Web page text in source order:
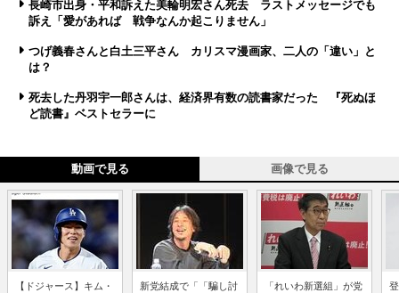
長崎市出身・平和訴えた美輪明宏さん死去 ラストメッセージでも
訴え「愛があれば 戦争なんか起こりません」
つげ義春さんと白土三平さん カリスマ漫画家、二人の「違い」と
は？
死去した丹羽宇一郎さんは、経済界有数の読書家だった 『死ぬほ
ど読書』ベストセラーに
動画で見る 画像で見る
【ドジャース】キム・
新党結成で「「騙し討
「れいわ新選組」が党